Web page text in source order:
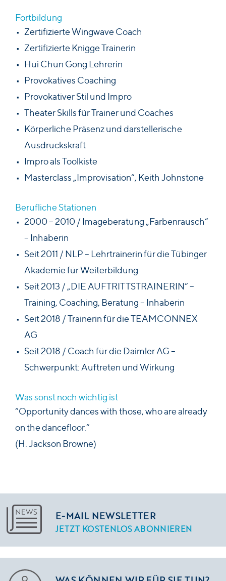
Fortbildung
Zertifizierte Wingwave Coach
Zertifizierte Knigge Trainerin
Hui Chun Gong Lehrerin
Provokatives Coaching
Provokativer Stil und Impro
Theater Skills für Trainer und Coaches
Körperliche Präsenz und darstellerische
Ausdruckskraft
Impro als Toolkiste
Masterclass „Improvisation“, Keith Johnstone
Berufliche Stationen
2000 – 2010 / Imageberatung „Farbenrausch“
– Inhaberin
Seit 2011 / NLP – Lehrtrainerin für die Tübinger
Akademie für Weiterbildung
Seit 2013 / „DIE AUFTRITTSTRAINERIN“ –
Training, Coaching, Beratung – Inhaberin
Seit 2018 / Trainerin für die TEAMCONNEX
AG
Seit 2018 / Coach für die Daimler AG –
Schwerpunkt: Auftreten und Wirkung
Was sonst noch wichtig ist
“Opportunity dances with those, who are already
on the dancefloor.”
(H. Jackson Browne)
E-MAIL NEWSLETTER
JETZT KOSTENLOS ABONNIEREN